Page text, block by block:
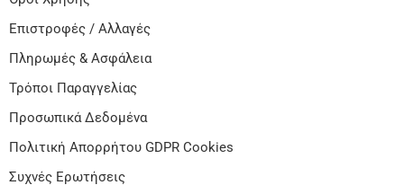
Επιστροφές / Αλλαγές
Πληρωμές & Ασφάλεια
Τρόποι Παραγγελίας
Προσωπικά Δεδομένα
Πολιτική Απορρήτου GDPR Cookies
Συχνές Ερωτήσεις